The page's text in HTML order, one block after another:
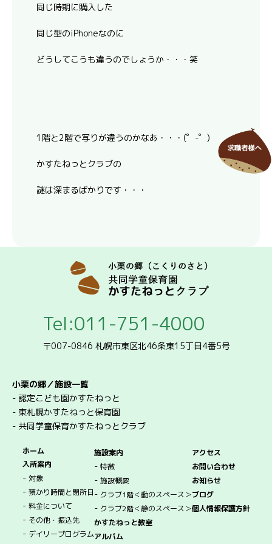
同じ時期に購入した
同じ型のiPhoneなのに
どうしてこうも違うのでしょうか・・・笑
1階と2階で写りが違うのかなあ・・・(゜-゜)
かすたねっとクラブの
謎は深まるばかりです・・・
Tel:011-751-4000
〒007-0846 札幌市東区北46条東15丁目4番5号
小栗の郷／施設一覧
- 認定こども園かすたねっと
- 東札幌かすたねっと保育園
- 共同学童保育かすたねっとクラブ
ホーム
入所案内
- 対象
- 預かり時間と閉所日
- 料金について
- その他・振込先
- デイリープログラム
施設案内
- 特徴
- 施設概要
- クラブ1階＜動のスペース＞
- クラブ2階＜静のスペース＞
かすたねっと教室
アルバム
アクセス
お問い合わせ
お知らせ
ブログ
個人情報保護方針